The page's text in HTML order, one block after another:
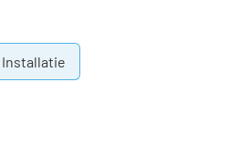
Installatie